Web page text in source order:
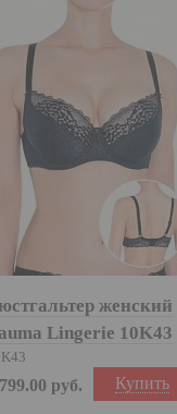
женский
Lingerie 10K43
Купить
руб.